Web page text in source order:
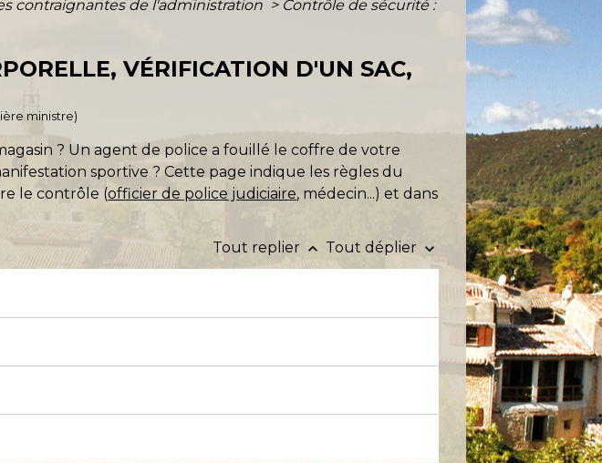
contraignantes de l'administration > Contrôle de sécurité :
VÉRIFICATION D'UN SAC,
ministre)
? Un agent de police a fouillé le coffre de votre
sportive ? Cette page indique les règles du
le contrôle (officier de police judiciaire, médecin...) et dans
Tout replier keyboard_arrow_up Tout déplier keyboard_arrow_down